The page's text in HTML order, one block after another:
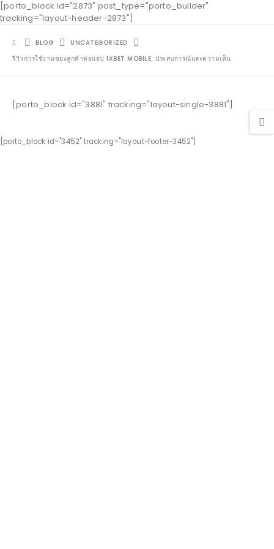
[porto_block id="2873" post_type="porto_builder"
tracking="layout-header-2873"]
BLOG
UNCATEGORIZED
รีวิวการใช้งานของลูกค้าต่อแอป 1XBET MOBILE: ประสบการณ์และความเห็น
[porto_block id="3881" tracking="layout-single-3881"]
[porto_block id="3452" tracking="layout-footer-3452"]